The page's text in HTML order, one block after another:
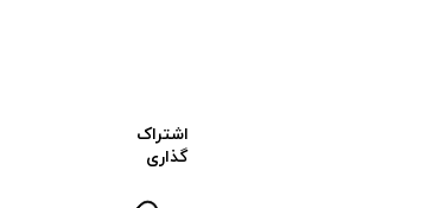
اشتراک
گذاری